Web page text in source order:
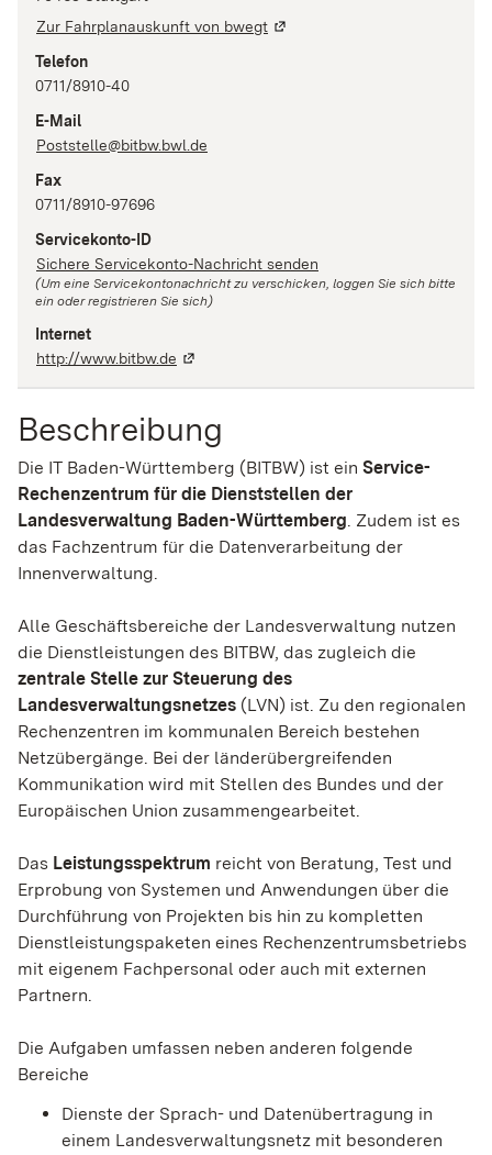
Zur Fahrplanauskunft von bwegt
Telefon
0711/8910-40
E-Mail
Poststelle@bitbw.bwl.de
Fax
0711/8910-97696
Servicekonto-ID
Sichere Servicekonto-Nachricht senden
(Um eine Servicekontonachricht zu verschicken, loggen Sie sich bitte
ein oder registrieren Sie sich)
Internet
http://www.bitbw.de
Beschreibung
Die IT Baden-Württemberg (BITBW) ist ein Service-
Rechenzentrum für die Dienststellen der
Landesverwaltung Baden-Württemberg. Zudem ist es
das Fachzentrum für die Datenverarbeitung der
Innenverwaltung.
Alle Geschäftsbereiche der Landesverwaltung nutzen
die Dienstleistungen des BITBW, das zugleich die
zentrale Stelle zur Steuerung des
Landesverwaltungsnetzes (LVN) ist. Zu den regionalen
Rechenzentren im kommunalen Bereich bestehen
Netzübergänge. Bei der länderübergreifenden
Kommunikation wird mit Stellen des Bundes und der
Europäischen Union zusammengearbeitet.
Das Leistungsspektrum reicht von Beratung, Test und
Erprobung von Systemen und Anwendungen über die
Durchführung von Projekten bis hin zu kompletten
Dienstleistungspaketen eines Rechenzentrumsbetriebs
mit eigenem Fachpersonal oder auch mit externen
Partnern.
Die Aufgaben umfassen neben anderen folgende
Bereiche
Dienste der Sprach- und Datenübertragung in
einem Landesverwaltungsnetz mit besonderen